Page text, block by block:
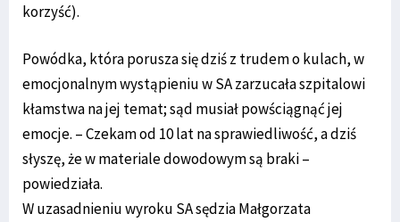
korzyść).
Powódka, która porusza się dziś z trudem o kulach, w
emocjonalnym wystąpieniu w SA zarzucała szpitalowi
kłamstwa na jej temat; sąd musiał powściągnąć jej
emocje. – Czekam od 10 lat na sprawiedliwość, a dziś
słyszę, że w materiale dowodowym są braki –
powiedziała.
W uzasadnieniu wyroku SA sędzia Małgorzata